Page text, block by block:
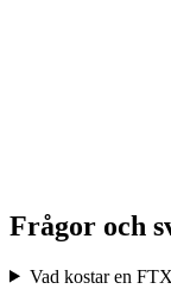
Frågor och
Vad kostar en